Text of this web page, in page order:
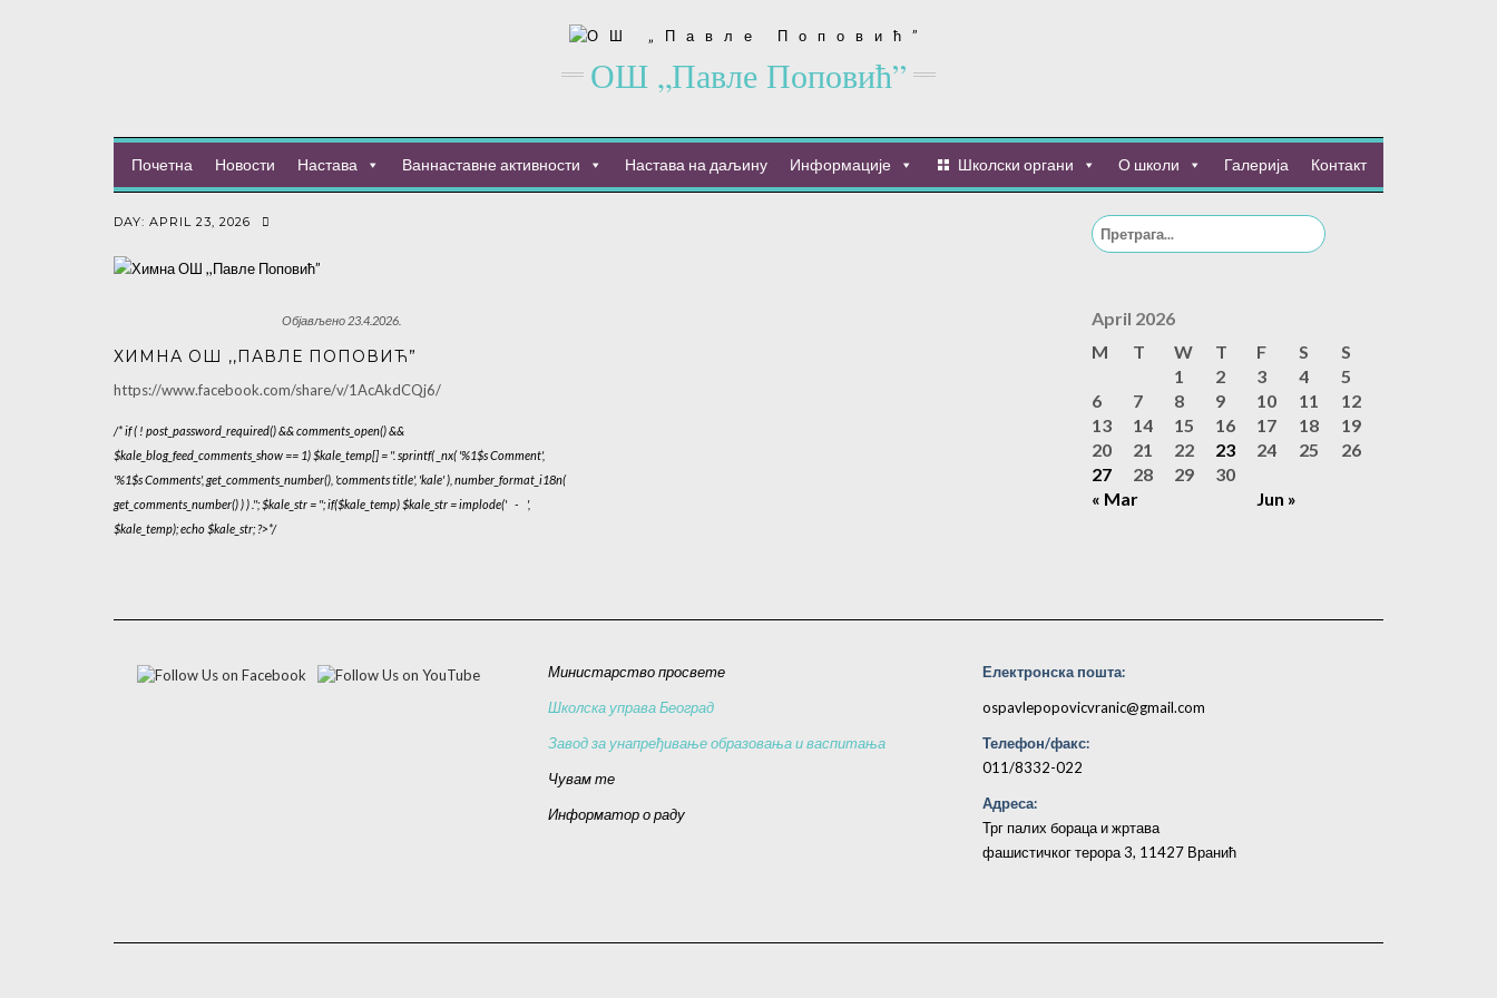
ОШ „Павле Поповић”
Почетна Новости Настава Ваннаставне активности Настава на даљину Информације Школски органи О школи Галерија Контакт
DAY: APRIL 23, 2026
Објављено 23.4.2026.
ХИМНА ОШ ,,ПАВЛЕ ПОПОВИЋ”
https://www.facebook.com/share/v/1AcAkdCQj6/
/* if ( ! post_password_required() && comments_open() &&
$kale_blog_feed_comments_show == 1) $kale_temp[] = ''. sprintf( _nx( '%1$s Comment',
'%1$s Comments', get_comments_number(), 'comments title', 'kale' ), number_format_i18n(
get_comments_number() ) ) .''; $kale_str = ''; if($kale_temp) $kale_str = implode(' -
',
$kale_temp); echo $kale_str; ?>*/
Search
for:
April 2026
M
T W T F S S
« Mar Jun »
1 2 3 4
5
6
7 8 9 10 11
12
13
14 15 16 17 18
19
20
21 22 23 24 25
26
27
28 29 30
Министарство просвете
Школска управа Београд
Завод за унапређивање образовања и васпитања
Чувам те
Информатор о раду
Електронска пошта:
ospavlepopovicvranic@gmail.com
Телефон/факс:
011/8332-022
Адреса:
Трг палих бораца и жртава
фашистичког терора 3, 11427 Вранић